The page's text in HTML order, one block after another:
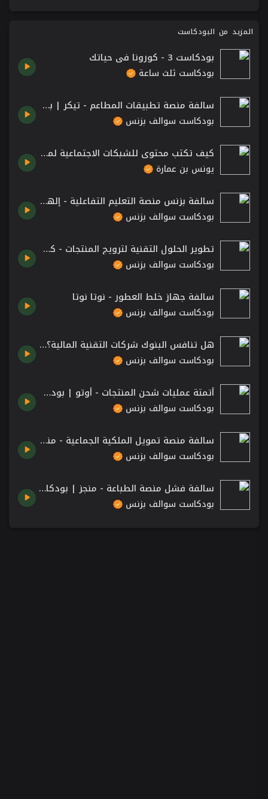
المزيد من البودكاست
بودكاست 3 - كورونا في حياتك
بودكاست ثلث ساعة
سالفة منصة تطبيقات المطاعم - تيكر | بودكاست سوالف بزنس
بودكاست سوالف بزنس
كيف تكتب محتوى للشبكات الاجتماعية لمطعمٍ من المطاعم؟
يونس بن عمارة
سالفة بزنس منصة التعليم التفاعلية - إلهام | بودكاست سوالف بزنس
بودكاست سوالف بزنس
تطوير الحلول التقنية لترويج المنتجات - كوانتم | بودكاست سوالف بزنس
بودكاست سوالف بزنس
سالفة جهاز خلط العطور - نوتا نوتا
بودكاست سوالف بزنس
هل تنافس البنوك شركات التقنية المالية؟ | بودكاست سوالف بزنس
بودكاست سوالف بزنس
أتمتة عمليات شحن المنتجات - أوتو | بودكاست سوالف بزنس
بودكاست سوالف بزنس
سالفة منصة تمويل الملكية الجماعية - منافع.
بودكاست سوالف بزنس
سالفة فشل منصة الطباعة - منجز | بودكاست سوالف بزنس
بودكاست سوالف بزنس